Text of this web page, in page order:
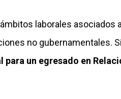
laborales
no gubernamentales.
un egresado en